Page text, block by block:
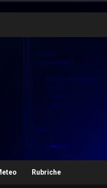
Rubriche